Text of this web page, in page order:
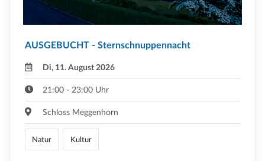
AUSGEBUCHT - Sternschnuppennacht
Di, 11. August 2026
21:00 - 23:00 Uhr
Schloss Meggenhorn
Natur Kultur